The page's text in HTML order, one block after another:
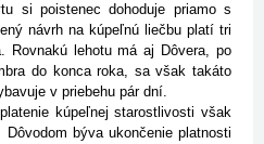
si poistenec dohoduje priamo s
návrh na kúpeľnú liečbu platí tri
Rovnakú lehotu má aj Dôvera, po
do konca roka, sa však takáto
v priebehu pár dní.
kúpeľnej starostlivosti však
býva ukončenie platnosti